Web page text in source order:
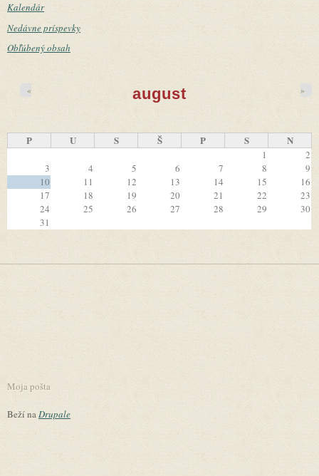
Kalendár
Nedávne príspevky
Obľúbený obsah
august
« »
P U S Š P S N
1
2
3
4 5 6 7 8
9
10
11 12 13 14 15
16
17
18 19 20 21 22
23
24
25 26 27 28 29
30
31
Moja pošta
Beží naDrupale